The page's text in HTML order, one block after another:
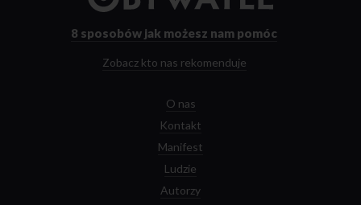
strony
8 sposobów jak możesz nam pomóc
Zobacz kto nas rekomenduje
O nas
Kontakt
Manifest
Ludzie
Autorzy